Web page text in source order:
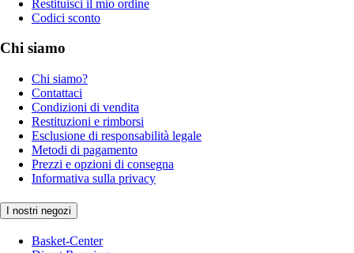
Restituisci il mio ordine
Codici sconto
Chi siamo
Chi siamo?
Contattaci
Condizioni di vendita
Restituzioni e rimborsi
Esclusione di responsabilità legale
Metodi di pagamento
Prezzi e opzioni di consegna
Informativa sulla privacy
I nostri negozi
Basket-Center